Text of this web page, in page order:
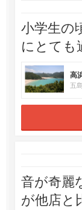
小学生の
にとても
高
五
音が奇麗
が他店と